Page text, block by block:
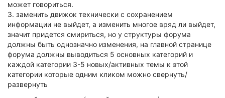
может говориться.
3. заменить движок технически с сохранением
информации не выйдет, а изменить многое вряд ли выйдет,
значит придется смириться, но у структуры форума
должны быть однозначно изменения, на главной странице
форума должны выводиться 5 основных категорий и
каждой категории 3-5 новых/активных темы к этой
категории которые одним кликом можно свернуть/
развернуть